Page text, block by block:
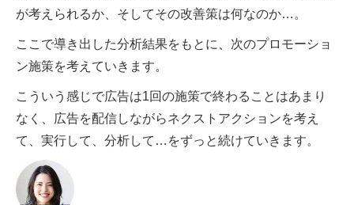
が考えられるか、そしてその改善策は何なのか…。
ここで導き出した分析結果をもとに、次のプロモーショ
ン施策を考えていきます。
こういう感じで広告は1回の施策で終わることはあまり
なく、広告を配信しながらネクストアクションを考え
て、実行して、分析して…をずっと続けていきます。